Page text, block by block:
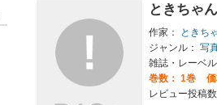
ときちゃ
作家： ときち
ジャンル： 写
雑誌・レーベル
巻数： 1巻
レビュー投稿